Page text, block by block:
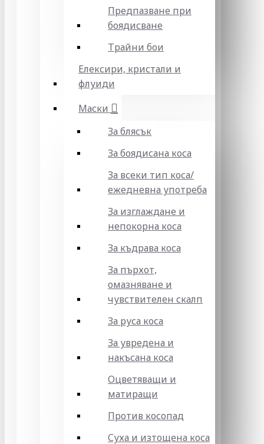
Предпазване при
боядисване
Трайни бои
Елексири, кристали и
флуиди
Маски
За блясък
За боядисана коса
За всеки тип коса/
ежедневна употреба
За изглаждане и
непокорна коса
За къдрава коса
За пърхот,
омазняване и
чувствителен скалп
За руса коса
За увредена и
накъсана коса
Оцветяващи и
матиращи
Против косопад
Суха и изтощена коса